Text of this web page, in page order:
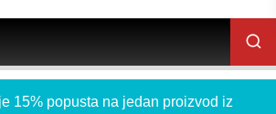
15% popusta na jedan proizvod iz